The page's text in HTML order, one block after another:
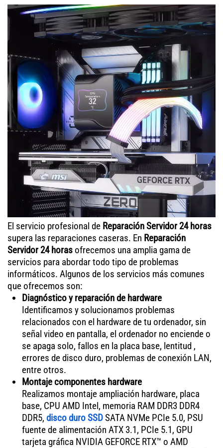
El servicio profesional de Reparación Servidor 24 horas
supera las reparaciones caseras. En Reparación
Servidor 24 horasofrecemos una amplia gama de
servicios para abordar todo tipo de problemas
informáticos. Algunos de los servicios más comunes
que ofrecemos son:
Diagnóstico y reparación de hardware
Identificamos y solucionamos problemas
relacionados con el hardware de tu ordenador, sin
señal video en pantalla, el ordenador no enciende o
se apaga solo, fallos en la placa base, lentitud ,
errores de disco duro, problemas de conexión LAN,
entre otros.
Montaje componentes hardware
Realizamos montaje ampliación hardware, placa
base, CPU AMD Intel, memoria RAM DDR3 DDR4
DDR5, disco duro SSDSATA NVMe PCIe 5.0, PSU
fuente de alimentación ATX 3.1, PCIe 5.1, GPU
tarjeta gráfica NVIDIA GEFORCE RTX™ o AMD